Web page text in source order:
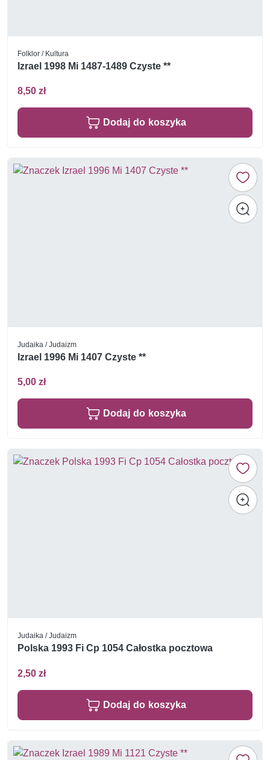
Folklor / Kultura
Izrael 1998 Mi 1487-1489 Czyste **
8,50 zł
Dodaj do koszyka
Judaika / Judaizm
Izrael 1996 Mi 1407 Czyste **
5,00 zł
Dodaj do koszyka
Judaika / Judaizm
Polska 1993 Fi Cp 1054 Całostka pocztowa
2,50 zł
Dodaj do koszyka